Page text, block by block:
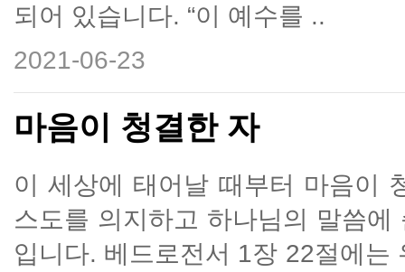
되어 있습니다. “이 예수를 ..
2021-06-23
마음이 청결한 자
이 세상에 태어날 때부터 마음이
스도를 의지하고 하나님의 말씀
입니다. 베드로전서 1장 22절에